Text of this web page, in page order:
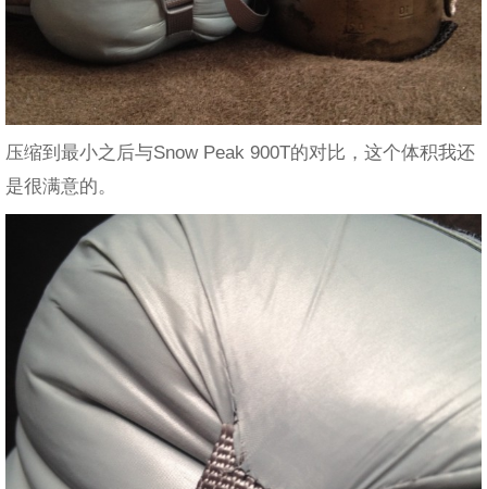
压缩到最小之后与Snow Peak 900T的对比，这个体积我还
是很满意的。